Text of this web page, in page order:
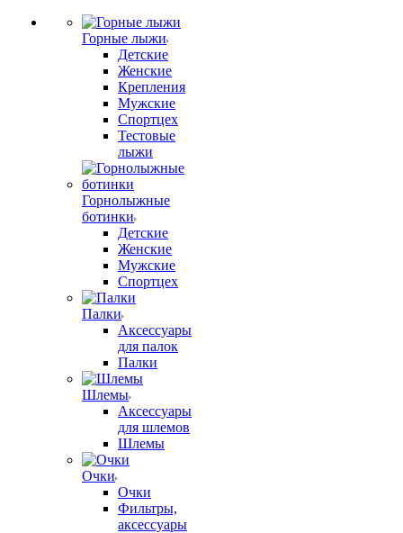
Горные лыжи
Детские
Женские
Крепления
Мужские
Спортцех
Тестовые
лыжи
Горнолыжные
ботинки
Детские
Женские
Мужские
Спортцех
Палки
Аксессуары
для палок
Палки
Шлемы
Аксессуары
для шлемов
Шлемы
Очки
Очки
Фильтры,
аксессуары